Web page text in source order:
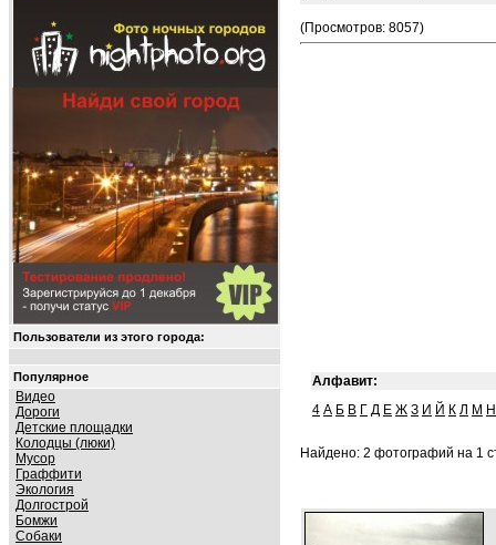
Пользователи из этого города:
Популярное
Видео
Дороги
Детские площадки
Колодцы (люки)
Мусор
Граффити
Экология
Долгострой
Бомжи
Собаки
(Просмотров: 8057)
Алфавит:
4 А Б В Г Д Е Ж З И Й К Л М Н
Найдено: 2 фотографий на 1